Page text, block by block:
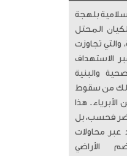
بلهجة
المحتل
تجاوزت
الاستهداف
والبنية
ذلك من سقوط
هذا
فحسب، بل
محاولات
الأراضي